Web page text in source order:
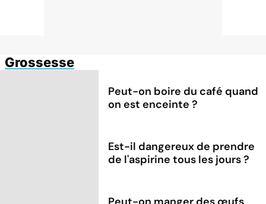
Grossesse
Peut-on boire du café quand
on est enceinte ?
Est-il dangereux de prendre
de l'aspirine tous les jours ?